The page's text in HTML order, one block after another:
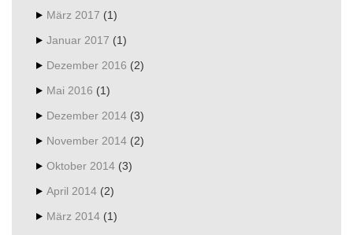
März 2017 (1)
Januar 2017 (1)
Dezember 2016 (2)
Mai 2016 (1)
Dezember 2014 (3)
November 2014 (2)
Oktober 2014 (3)
April 2014 (2)
März 2014 (1)